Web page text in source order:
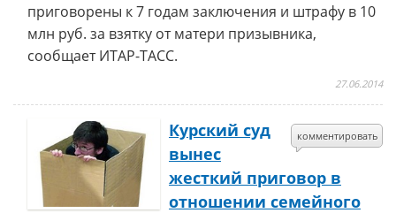
приговорены к 7 годам заключения и штрафу в 10
млн руб. за взятку от матери призывника,
сообщает ИТАР-ТАСС.
27.06.2014
комментировать
Курский суд
вынес
жесткий приговор в
отношении семейного